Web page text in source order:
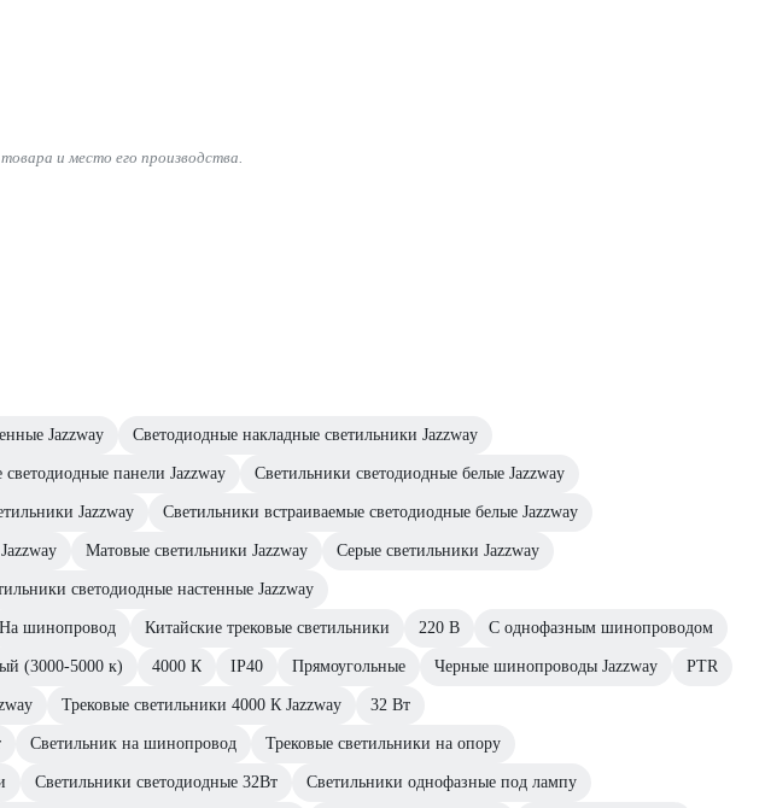
и место его производства.
Jazzway Светодиодные накладные светильники Jazzway
панели Jazzway Светильники светодиодные белые Jazzway
Jazzway Светильники встраиваемые светодиодные белые Jazzway
Матовые светильники Jazzway Серые светильники Jazzway
светодиодные настенные Jazzway
На шинопровод Китайские трековые светильники 220 В С однофазным шинопроводом
(3000-5000 к) 4000 К IP40 Прямоугольные Черные шинопроводы Jazzway PTR
Трековые светильники 4000 К Jazzway 32 Вт
Светильник на шинопровод Трековые светильники на опору
Светильники светодиодные 32Вт Светильники однофазные под лампу